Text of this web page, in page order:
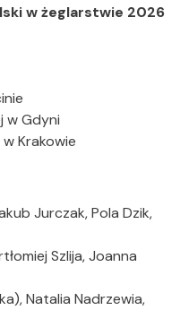
w żeglarstwie 2026
w Gdyni
Krakowie
Jurczak, Pola Dzik,
Szlija, Joanna
Natalia Nadrzewia,